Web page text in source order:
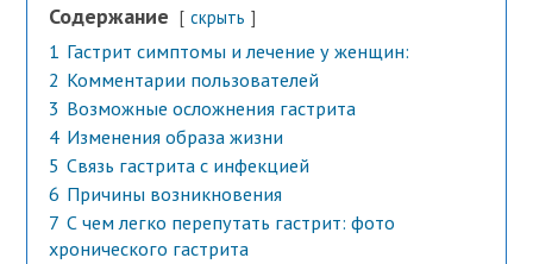
Содержание скрыть
1 Гастрит симптомы и лечение у женщин:
2 Комментарии пользователей
3 Возможные осложнения гастрита
4 Изменения образа жизни
5 Связь гастрита с инфекцией
6 Причины возникновения
7 С чем легко перепутать гастрит: фото
хронического гастрита